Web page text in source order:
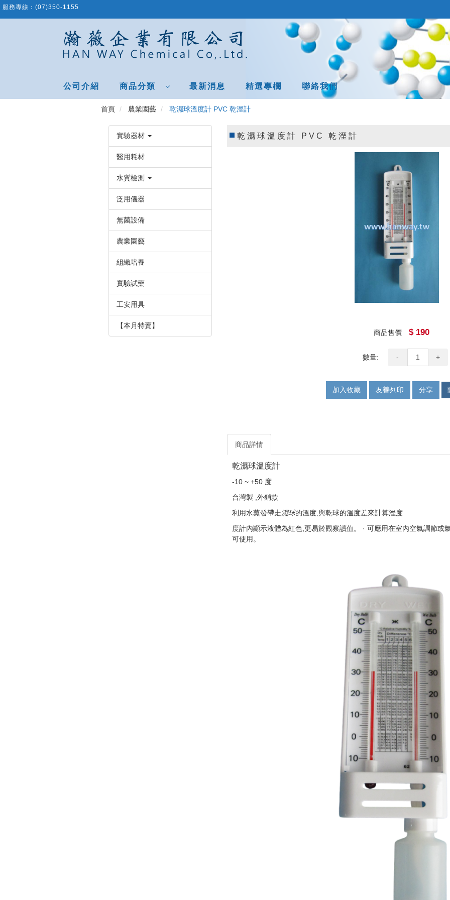
跳
到
服務專線： (07)350-1155
公司介紹 商品分類 最新消息 精選專欄 聯絡我們
首頁 農業園藝 乾濕球溫度計 PVC 乾溼計
實驗器材
醫用耗材
水質檢測
泛用儀器
無菌設備
農業園藝
組織培養
實驗試藥
工安用具
【本月特賣】
乾濕球溫度計 PVC 乾溼計
商品售價 $ 190
數量: - +
加入收藏 友善列印 分享
商品詳情
乾濕球溫度計
-10 ~ +50 度
台灣製 ,外銷款
利用水蒸發帶走濕球的溫度,與乾球的溫度差來計算溼度
度計內顯示液體為紅色,更易於觀察讀值。 · 可應用在室內空氣調節或
可使用。